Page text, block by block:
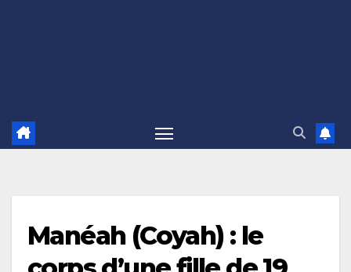
Manéah (Coyah) : le